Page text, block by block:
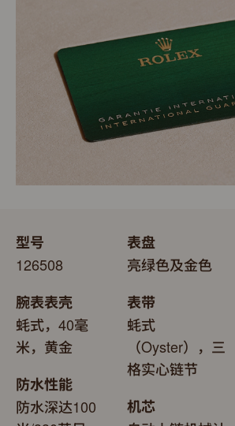
送礼之用亦非常合适，接收礼物者会感
型号
126508
腕表表壳
蚝式，40毫
米，黄金
防水性能
防水深达100
表盘
亮绿色及金色
表带
蚝式
（Oyster），三
格实心链节
机芯